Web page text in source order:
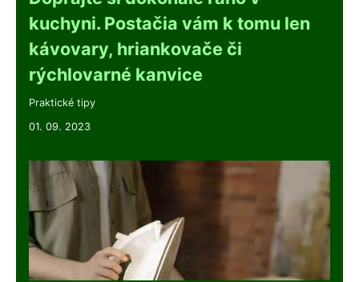
kuchyni. Postačia vám k tomu len
kávovary, hriankovače či
rýchlovarné kanvice
Praktické tipy
01. 09. 2023